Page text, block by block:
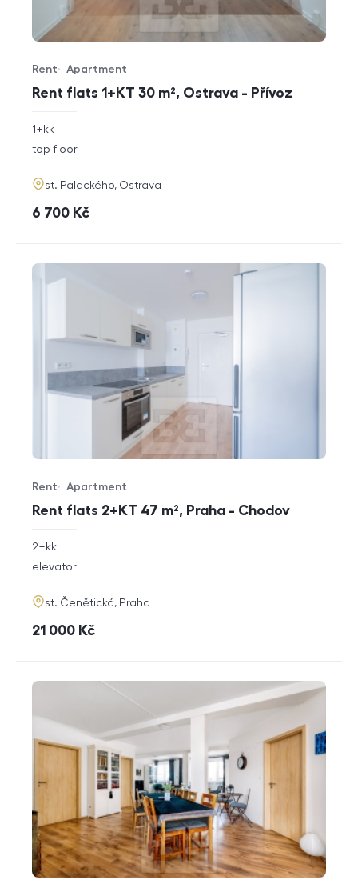
Rent flats 1+KT 30 m², Ostrava - Přívoz
Offer type
Rent
Property type
Apartment
rozměry
disposition
1+kk
funkce
top floor
adresa
st. Palackého, Ostrava
cena
6 700 Kč
Rent flats 2+KT 47 m², Praha - Chodov
Offer type
Rent
Property type
Apartment
rozměry
2+kk
funkce
elevator
adresa
st. Čenětická, Praha
cena
21 000 Kč